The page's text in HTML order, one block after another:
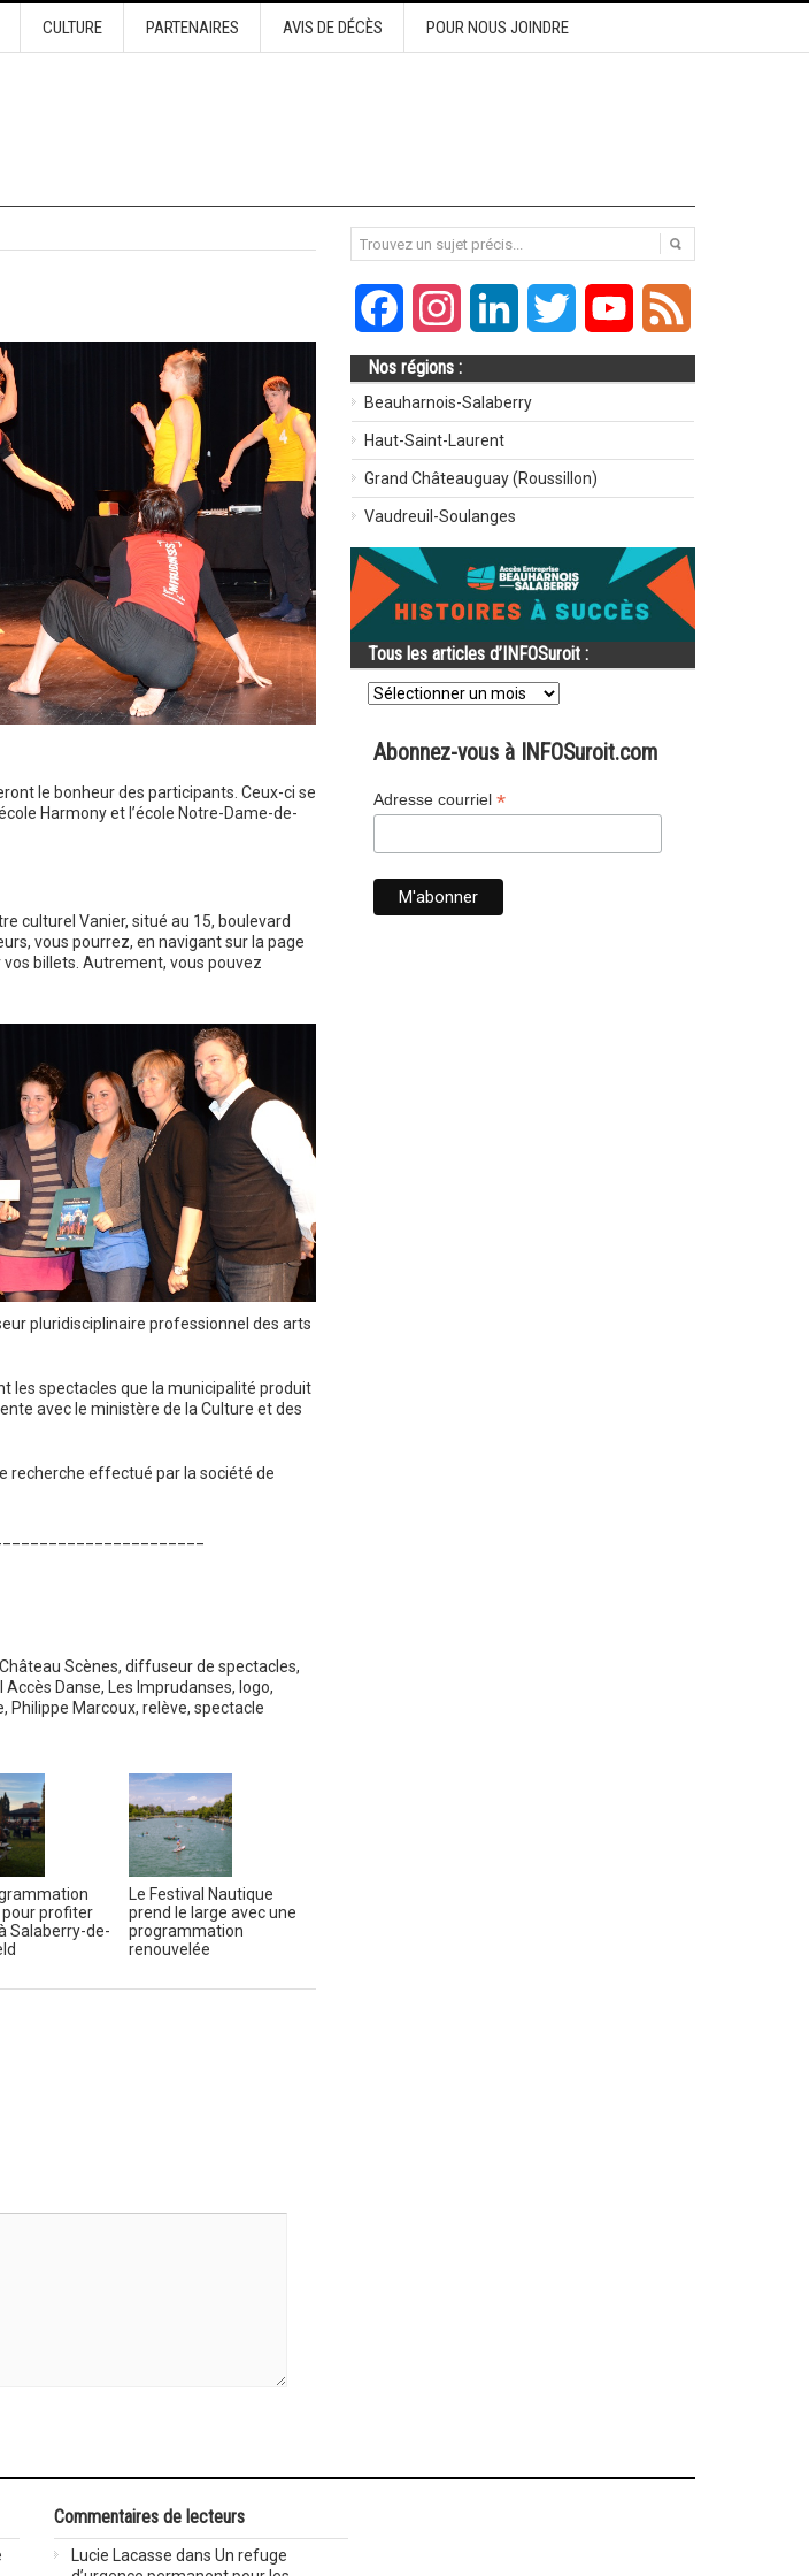
CULTURE PARTENAIRES AVIS DE DÉCÈS POUR NOUS JOINDRE
le bonheur des participants. Ceux-ci se
Harmony et l’école Notre-Dame-de-
culturel Vanier, situé au 15, boulevard
vous pourrez, en navigant sur la page
billets. Autrement, vous pouvez
pluridisciplinaire professionnel des arts
les spectacles que la municipalité produit
avec le ministère de la Culture et des
recherche effectué par la société de
Château Scènes, diffuseur de spectacles,
Accès Danse, Les Imprudanses, logo,
, Philippe Marcoux, relève, spectacle
profiter
Salaberry-de-
Le Festival Nautique
prend le large avec une
programmation
renouvelée
FacebookInstagramLinkedIn Twitter YouTube
Nos régions :
Beauharnois-Salaberry
Haut-Saint-Laurent
Grand Châteauguay (Roussillon)
Vaudreuil-Soulanges
Tous les articles d’INFOSuroit :
Tous
les
d’INFOSuroit
Abonnez-vous à INFOSuroit.com
Adresse courriel *
Commentaires de lecteurs
Lucie Lacasse dans Un refuge